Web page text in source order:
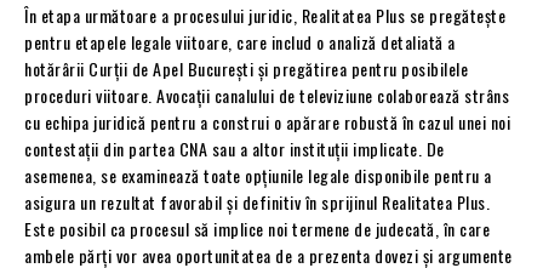
În etapa următoare a procesului juridic, Realitatea Plus se pregătește
pentru etapele legale viitoare, care includ o analiză detaliată a
hotărârii Curții de Apel București și pregătirea pentru posibilele
proceduri viitoare. Avocații canalului de televiziune colaborează strâns
cu echipa juridică pentru a construi o apărare robustă în cazul unei noi
contestații din partea CNA sau a altor instituții implicate. De
asemenea, se examinează toate opțiunile legale disponibile pentru a
asigura un rezultat favorabil și definitiv în sprijinul Realitatea Plus.
Este posibil ca procesul să implice noi termene de judecată, în care
ambele părți vor avea oportunitatea de a prezenta dovezi și argumente